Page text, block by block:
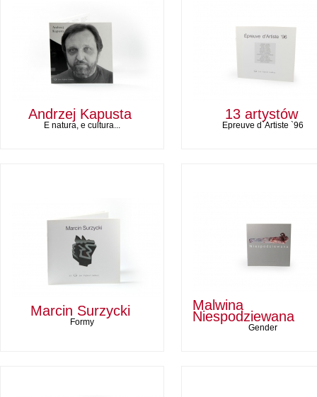
Andrzej Kapusta
E natura, e cultura...
13 artystów
Epreuve d`Artiste `96
Marcin Surzycki
Formy
Malwina
Niespodziewana
Gender